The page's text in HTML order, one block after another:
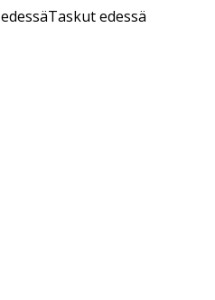
edessäTaskut edessä